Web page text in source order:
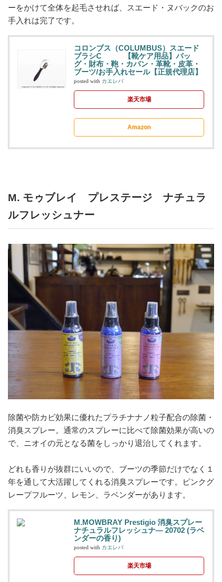
ーをかけて全体を起毛させれば、スエード・ヌバックのお
手入れは完了です。
コロンブス（COLUMBUS）スエード
ブラシC 【靴ケア用品】バッ
グ・財布・鞄・カバン・革靴・皮革・
ブーツ/お手入れセール【正規代理店】
posted with カエレバ
楽天市場
Amazon
M. モゥブレイ プレステージ ナチュラ
ルフレッシュナー
除菌や防カビ効果に優れたプラチナナノ粒子配合の除菌・
消臭スプレー。通常のスプレーに比べて除菌効果が高いの
で、ニオイの元となる菌をしっかり退治してくれます。
どれも香りが抜群にいいので、ブーツの季節だけでなく１
年を通して大活躍してくれる消臭スプレーです。ピンクグ
レープフルーツ、レモン、ラベンダーがあります。
M.MOWBRAY Prestigio 消臭スプレー
ナチュラルフレッシュナ— 20702 (ラベ
ンダーの香り)
posted with カエレバ
楽天市場